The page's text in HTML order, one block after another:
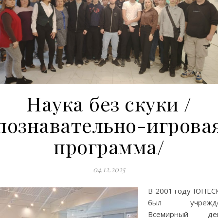
Наука без скуки /
программа/
04.12.2025
В 2001 году
был
Всемирный